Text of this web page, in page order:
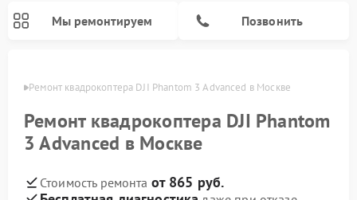
Мы ремонтируем Позвонить
Ремонт квадрокоптера DJI Phantom 3 Advanced в Москве
Ремонт квадрокоптера DJI Phantom
3 Advanced в Москве
Стоимость ремонта от 865 руб.